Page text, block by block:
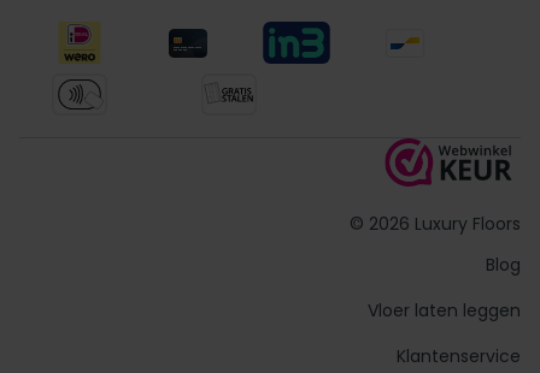
© 2026 Luxury Floors
Blog
Vloer laten leggen
Klantenservice